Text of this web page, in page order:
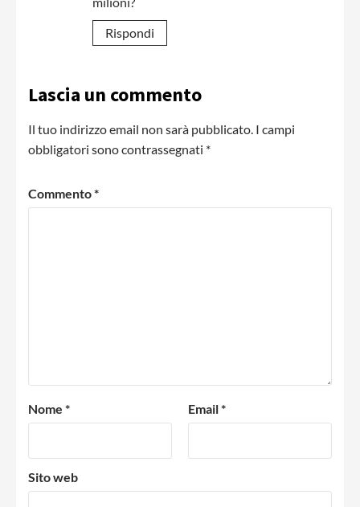
Rispondi
Lascia un commento
Il tuo indirizzo email non sarà pubblicato. I campi
obbligatori sono contrassegnati *
Commento*
Nome * Email*
Sito web